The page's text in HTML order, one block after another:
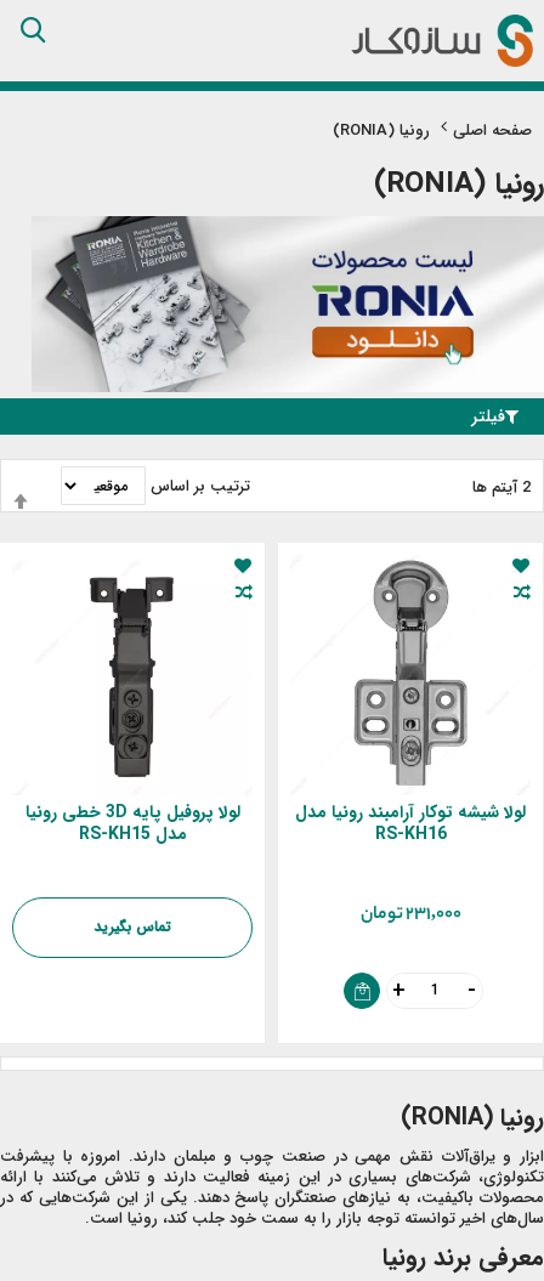
Skip
to
Content
صفحه اصلی رونیا (RONIA)
رونیا (RONIA)
2آیتم ها ترتیب بر اساس
لولا شیشه توکار آرامبند رونیا مدل
RS-KH16
‎231,000 تومان
لولا پروفیل پایه 3D خطی رونیا
مدل RS-KH15
تماس بگیرید
رونیا (RONIA)
ابزار و یراق‌آلات نقش مهمی در صنعت چوب و مبلمان دارند. امروزه با پیشرفت
تکنولوژی، شرکت‌های بسیاری در این زمینه فعالیت دارند و تلاش می‌کنند با ارائه
محصولات باکیفیت، به نیازهای صنعتگران پاسخ دهند. یکی از این شرکت‎‌هایی که در
سال‌های اخیر توانسته توجه بازار را به سمت خود جلب کند، رونیا است.
معرفی برند رونیا
فیلتر